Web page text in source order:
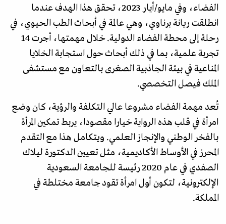
الفضاء، وفي مايو/أيار 2023، تحقق هذا الهدف عندما
انطلقت ريانة برناوي، وهي عالمة في أبحاث الطب الحيوي، في
رحلة إلى محطة الفضاء الدولية. خلال مهمتها، أجرت 14
تجربة علمية، بما في ذلك أبحاث حول استجابة الخلايا
المناعية في بيئة الجاذبية الصغرى بالتعاون مع مستشفى
الملك فيصل التخصصي.
تُعد مهمة الفضاء مشروعا عالي التكلفة والرؤية، كان وضع
امرأة في قلب هذه الرواية خيارا مقصودا، يربط تمكين المرأة
بالفخر الوطني والإنجاز العلمي. ويتكامل هذا مع التقدم
المحرز في الأوساط الأكاديمية، مثل تعيين الدكتورة ليلاك
الصفدي في عام 2020 رئيسة للجامعة السعودية
الإلكترونية، لتكون أول امرأة تقود جامعة مختلطة في
المملكة.